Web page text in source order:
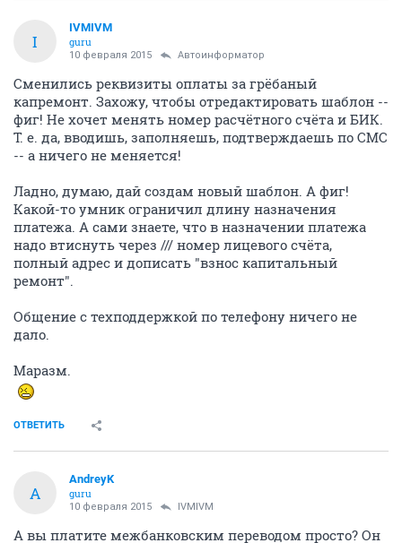
I
IVMIVM
guru
10 февраля 2015 Автоинформатор
Сменились реквизиты оплаты за грёбаный
капремонт. Захожу, чтобы отредактировать шаблон --
фиг! Не хочет менять номер расчётного счёта и БИК.
Т. е. да, вводишь, заполняешь, подтверждаешь по СМС
-- а ничего не меняется!
Ладно, думаю, дай создам новый шаблон. А фиг!
Какой-то умник ограничил длину назначения
платежа. А сами знаете, что в назначении платежа
надо втиснуть через /// номер лицевого счёта,
полный адрес и дописать "взнос капитальный
ремонт".
Общение с техподдержкой по телефону ничего не
дало.
Маразм.
ОТВЕТИТЬ
A
AndreyK
guru
10 февраля 2015 IVMIVM
А вы платите межбанковским переводом просто? Он